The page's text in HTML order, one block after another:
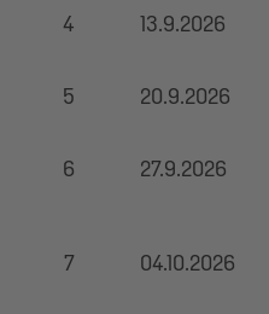
4 13.9.2026
5
20.9.2026
6
27.9.2026
7 04.10.2026